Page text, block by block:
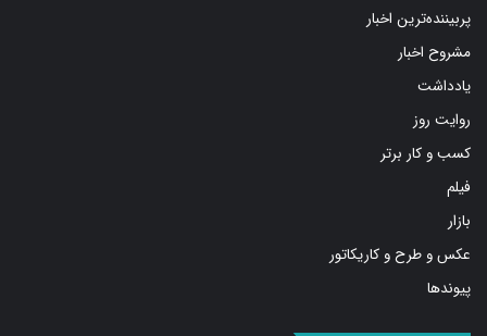
روایت روز
کسب و کار برتر
فیلم
بازار
عکس و طرح و کاریکاتور
پیوندها
شبکه های اجتماعی